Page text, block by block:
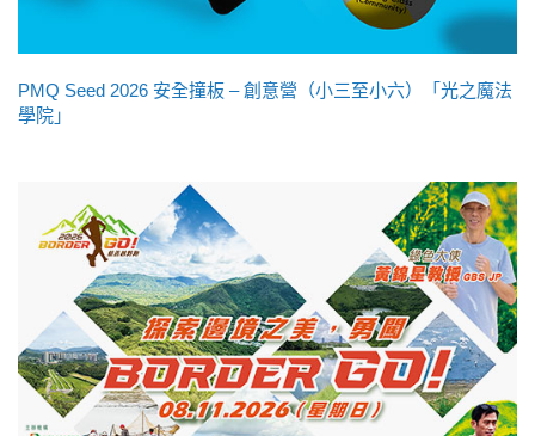
PMQ Seed 2026 安全撞板 – 創意營（小三至小六）「光之魔法
學院」